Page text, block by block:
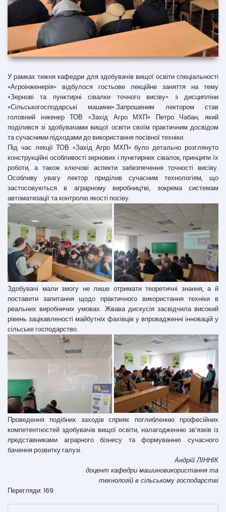
У рамках тижня кафедри для здобувачів вищої освіти спеціальності
«Агроінженерія» відбулося гостьове лекційне заняття на тему
«Зернові та пунктирні сівалки точного висіву» з дисципліни
«Сільськогосподарські машини».Запрошеним лектором став
головний інженер ТОВ «Захід Агро МХП» Петро Чабан, який
поділився зі здобувачами вищої освіти своїм практичним досвідом
та сучасними підходами до використання посівної техніки.
Під час лекції ТОВ «Захід Агро МХП» було детально розглянуто
конструкційні особливості зернових і пунктирних сівалок, принципи їх
роботи, а також ключові аспекти забезпечення точності висіву.
Особливу увагу лектор приділив сучасним технологіям, що
застосовуються в аграрному виробництві, зокрема системам
автоматизації та контролю якості посіву.
Здобувачі мали змогу не лише отримати теоретичні знання, а й
поставити запитання щодо практичного використання техніки в
реальних виробничих умовах. Жвава дискусія засвідчила високий
рівень зацікавленості майбутніх фахівців у впровадженні інновацій у
сільське господарство.
Проведення подібних заходів сприяє поглибленню професійних
компетентностей здобувачів вищої освіти, налагодженню зв’язків із
представниками аграрного бізнесу та формуванню сучасного
бачення розвитку галузі.
Андрій ЛІННІК
доцент кафедри машиновикористання та
технологій в сільському господарстві
Перегляди: 169